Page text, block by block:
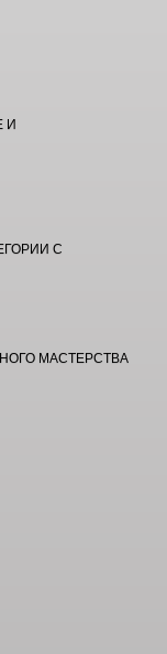
И
С
МАСТЕРСТВА